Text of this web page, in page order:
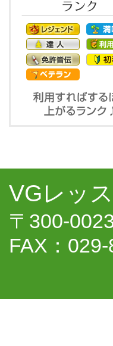
VGレッ
〒300-
FAX：